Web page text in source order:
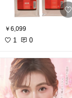
￥6,099
1 0